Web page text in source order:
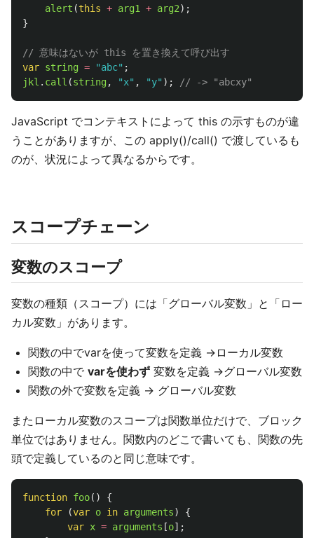
alert (this + arg1 + arg2);
}
// 意味はないが this を置き換えて呼び出す
var string = "abc" ;
jkl . call (string, "x" , "y" ); // -> "abcxy"
JavaScript でコンテキストによって this の示すものが違
うことがありますが、この apply()/call() で渡しているも
のが、状況によって異なるからです。
スコープチェーン
変数のスコープ
変数の種類（スコープ）には「グローバル変数」と「ロー
カル変数」があります。
関数の中でvarを使って変数を定義 →ローカル変数
関数の中で varを使わず 変数を定義 →グローバル変数
関数の外で変数を定義 → グローバル変数
またローカル変数のスコープは関数単位だけで、ブロック
単位ではありません。関数内のどこで書いても、関数の先
頭で定義しているのと同じ意味です。
function foo()
{
for
(var o in arguments)
{
var x = arguments [o];